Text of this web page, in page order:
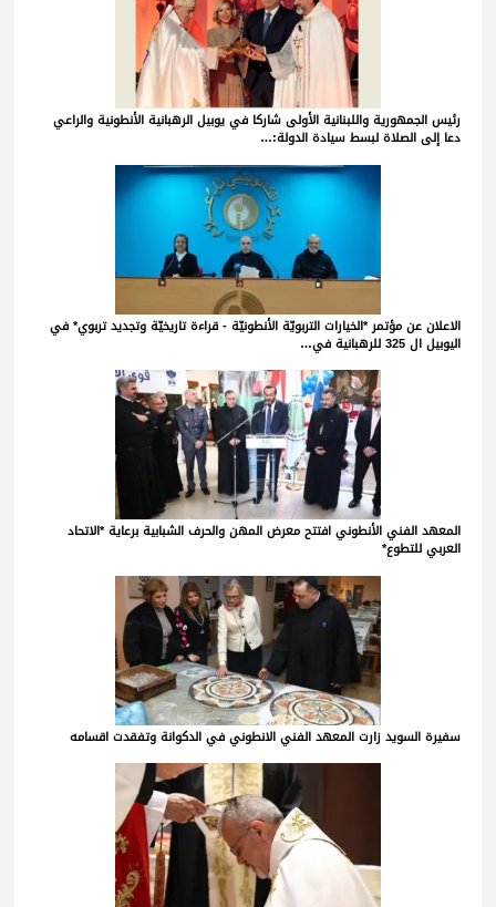
رئيس الجمهورية واللبنانية الأولى شاركا في يوبيل الرهبانية الأنطونية والراعي
دعا إلى الصلاة لبسط سيادة الدولة:…
الاعلان عن مؤتمر *الخيارات التربويّة الأنطونيّة - قراءة تاريخيّة وتجديد تربوي* في
اليوبيل ال 325 للرهبانية في…
المعهد الفني الأنطوني افتتح معرض المهن والحرف الشبابية برعاية *الاتحاد
العربي للتطوع*
سفيرة السويد زارت المعهد الفني الانطوني في الدكوانة وتفقدت اقسامه